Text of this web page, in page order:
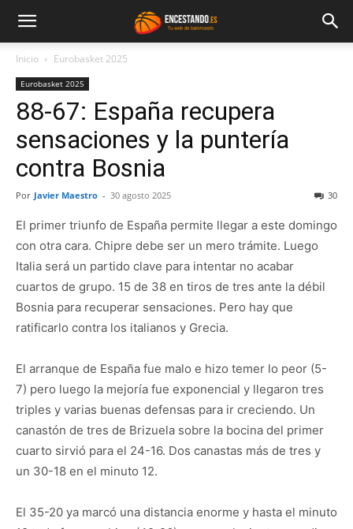
Inicio Eurobasket 2025
Eurobasket 2025
88-67: España recupera
sensaciones y la puntería
contra Bosnia
Por Javier Maestro - 30 agosto 2025 30
El primer triunfo de España permite llegar a este domingo
con otra cara. Chipre debe ser un mero trámite. Luego
Italia será un partido clave para intentar no acabar
cuartos de grupo. 15 de 38 en tiros de tres ante la débil
Bosnia para recuperar sensaciones. Pero hay que
ratificarlo contra los italianos y Grecia.
El arranque de España fue malo e hizo temer lo peor (5-
7) pero luego la mejoría fue exponencial y llegaron tres
triples y varias buenas defensas para ir creciendo. Un
canastón de tres de Brizuela sobre la bocina del primer
cuarto sirvió para el 24-16. Dos canastas más de tres y
un 30-18 en el minuto 12.
El 35-20 ya marcó una distancia enorme y hasta el minuto